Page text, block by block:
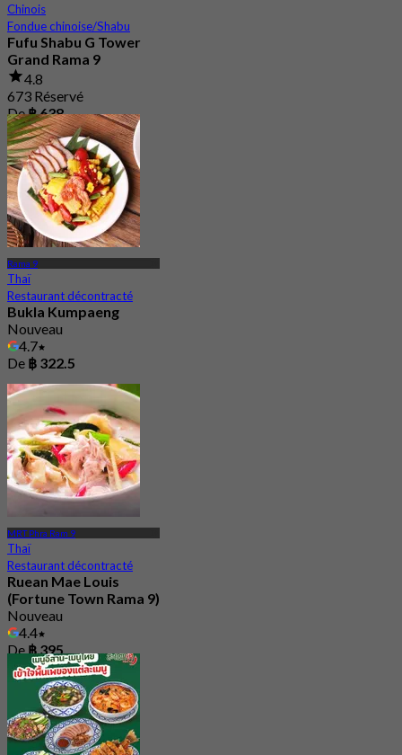
Chinois
Fondue chinoise/Shabu
Fufu Shabu G Tower
Grand Rama 9
4.8
673 Réservé
De฿ 638
Rama 9
Thaï
Restaurant décontracté
Bukla Kumpaeng
Nouveau
4.7
De ฿ 322.5
MRT Phra Ram 9
Thaï
Restaurant décontracté
Ruean Mae Louis
(Fortune Town Rama 9)
Nouveau
4.4
De ฿ 395